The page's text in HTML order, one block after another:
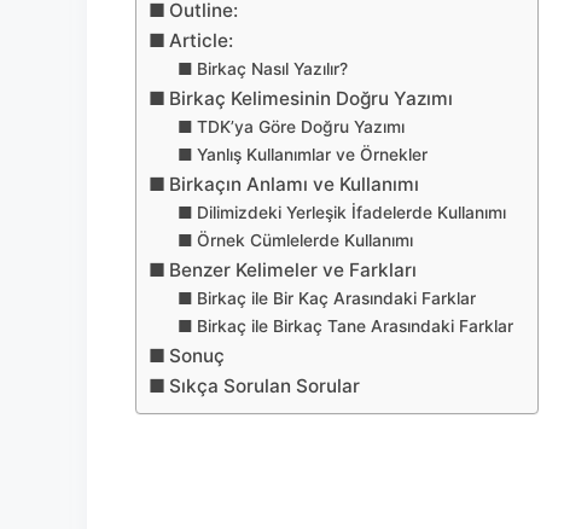
Outline:
Article:
Birkaç Nasıl Yazılır?
Birkaç Kelimesinin Doğru Yazımı
TDK’ya Göre Doğru Yazımı
Yanlış Kullanımlar ve Örnekler
Birkaçın Anlamı ve Kullanımı
Dilimizdeki Yerleşik İfadelerde Kullanımı
Örnek Cümlelerde Kullanımı
Benzer Kelimeler ve Farkları
Birkaç ile Bir Kaç Arasındaki Farklar
Birkaç ile Birkaç Tane Arasındaki Farklar
Sonuç
Sıkça Sorulan Sorular